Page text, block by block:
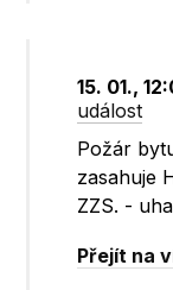
15. 01.,
událost
Požár
zasahuje
ZZS. -
Přejít na